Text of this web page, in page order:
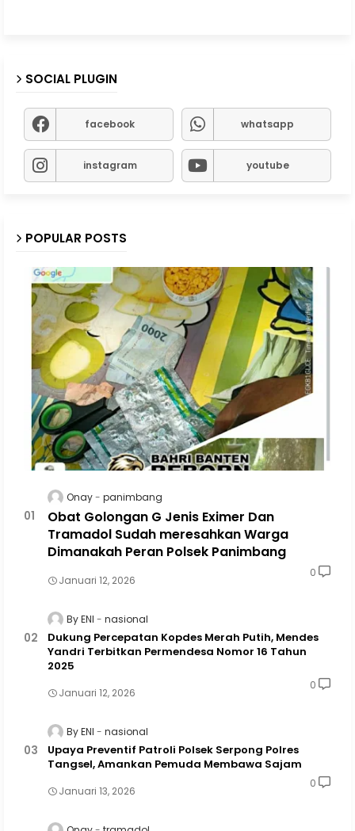
SOCIAL PLUGIN
facebook whatsapp
instagram youtube
POPULAR POSTS
Onay panimbang
Obat Golongan G Jenis Eximer Dan
Tramadol Sudah meresahkan Warga
Dimanakah Peran Polsek Panimbang
Januari 12, 2026
0
By ENI nasional
Dukung Percepatan Kopdes Merah Putih, Mendes
Yandri Terbitkan Permendesa Nomor 16 Tahun
2025
Januari 12, 2026
0
By ENI nasional
Upaya Preventif Patroli Polsek Serpong Polres
Tangsel, Amankan Pemuda Membawa Sajam
Januari 13, 2026
0